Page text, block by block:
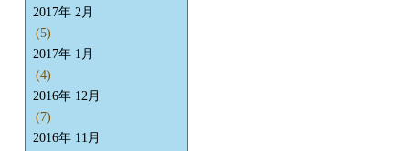
2017年 2月
(5)
2017年 1月
(4)
2016年 12月
(7)
2016年 11月